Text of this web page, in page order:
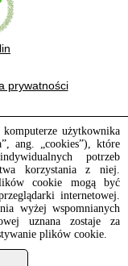
prywatności
użytkownika
ang. „cookies”), które
potrzeb
korzystania z niej.
cookie mogą być
internetowej.
wyżej wspomnianych
uznana zostaje za
plików cookie.